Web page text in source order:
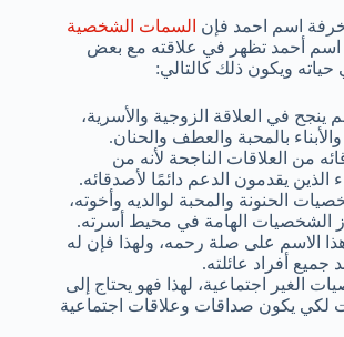
اسم احمد فإن السمات الشخصية
اسم أحمد تظهر في علاقته مع بعض
حياته ويكون ذلك كالتالي:
في العلاقة الزوجية والأسرية،
بالمحبة والعطف والحنان.
من العلاقات الناجحة لأنه من
الذين يقدمون الدعم دائمًا لأصدقائه.
الحنونة والمحبة لوالديه وأخوته،
الشخصيات الهامة في محيط أسرته.
الاسم على صلة رحمه، ولهذا فإن له
جميع أفراد عائلته.
الغير اجتماعية، لهذا فهو يحتاج إلى
لكي يكون صداقات وعلاقات اجتماعية